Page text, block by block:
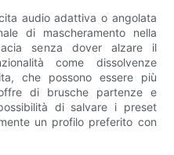
audio adattiva o angolata
di mascheramento nella
senza dover alzare il
come dissolvenze
che possono essere più
di brusche partenze e
di salvare i preset
un profilo preferito con